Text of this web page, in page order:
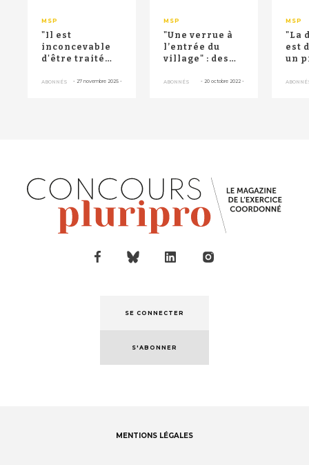
MSP
"Il est
inconcevable
d'être traité
de
ABONNÉS - 27 novembre 2025 -
MSP
"Une verrue à
l’entrée du
village" : des
Saint-Restitut
ABONNÉS - 20 octobre 2022 -
MSP
"La
est
un
SE CONNECTER
S'ABONNER
MENTIONS LÉGALES